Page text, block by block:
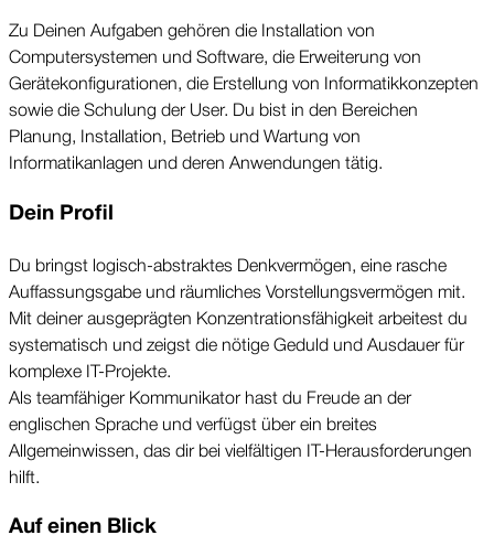
Zu Deinen Aufgaben gehören die Installation von
Computersystemen und Software, die Erweiterung von
Gerätekonfigurationen, die Erstellung von Informatikkonzepten
sowie die Schulung der User. Du bist in den Bereichen
Planung, Installation, Betrieb und Wartung von
Informatikanlagen und deren Anwendungen tätig.
Dein Profil
Du bringst logisch-abstraktes Denkvermögen, eine rasche
Auffassungsgabe und räumliches Vorstellungsvermögen mit.
Mit deiner ausgeprägten Konzentrationsfähigkeit arbeitest du
systematisch und zeigst die nötige Geduld und Ausdauer für
komplexe IT-Projekte.
Als teamfähiger Kommunikator hast du Freude an der
englischen Sprache und verfügst über ein breites
Allgemeinwissen, das dir bei vielfältigen IT-Herausforderungen
hilft.
Auf einen Blick